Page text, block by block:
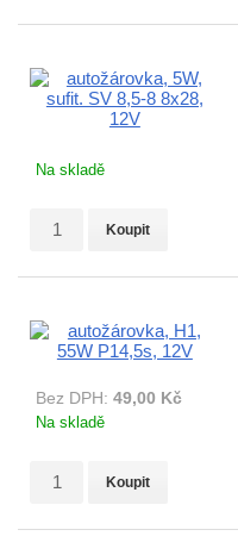
Na skladě
Koupit
Bez DPH: 49,00 Kč
Na skladě
Koupit